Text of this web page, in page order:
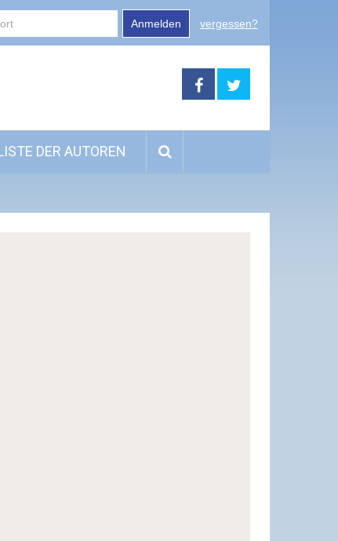
Anmelden vergessen?
DER AUTOREN